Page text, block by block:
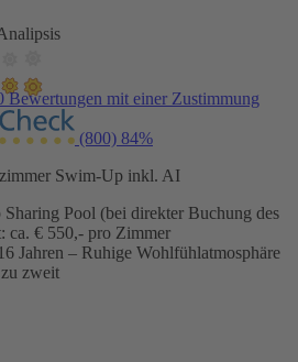
Bewertungen mit einer Zustimmung
(800) 84%
Swim-Up inkl. AI
Pool (bei direkter Buchung des
ca. € 550,- pro Zimmer
Jahren – Ruhige Wohlfühlatmosphäre
zweit